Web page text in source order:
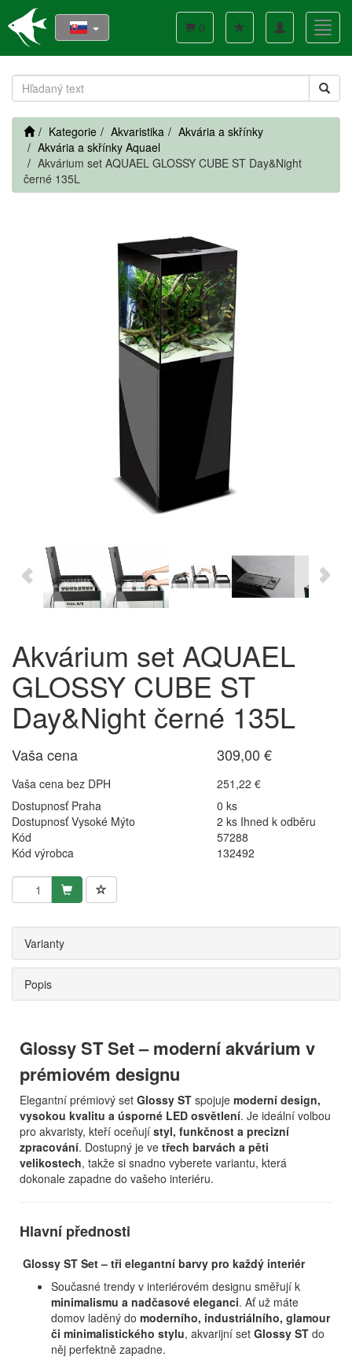
Toggle
navigation
0
Kategorie Akvaristika
Akvária a skřínky
Akvária a skřínky Aquael
Akvárium set AQUAEL GLOSSY CUBE ST Day&Night
černé 135L
Akvárium set AQUAEL
GLOSSY CUBE ST
Day&Night černé 135L
Vaša cena 309,00 €
Vaša cena bez DPH
251,22 €
Dostupnosť Praha
0 ks
Dostupnosť Vysoké Mýto
2 ks Ihned k odběru
Kód
57288
Kód výrobca
132492
Varianty
Popis
Glossy ST Set – moderní akvárium v
prémiovém designu
Elegantní prémiový set Glossy ST spojuje moderní design,
vysokou kvalitu a úsporné LED osvětlení. Je ideální volbou
pro akvaristy, kteří oceňují styl, funkčnost a precizní
zpracování. Dostupný je ve třech barvách a pěti
velikostech, takže si snadno vyberete variantu, která
dokonale zapadne do vašeho interiéru.
Hlavní přednosti
Glossy ST Set – tři elegantní barvy pro každý interiér
Současné trendy v interiérovém designu směřují k
minimalismu a nadčasové eleganci. Ať už máte
domov laděný do moderního, industriálního, glamour
či minimalistického stylu, akvarijní set Glossy ST do
něj perfektně zapadne.